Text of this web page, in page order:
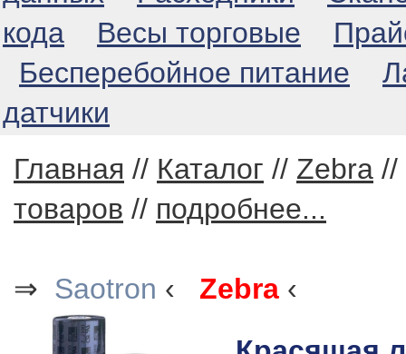
кода
Весы торговые
Бесперебойное питание
датчики
Главная // Каталог // Zebra //
товаров // подробнее...
⇒ Saotron ‹ Zebra ‹